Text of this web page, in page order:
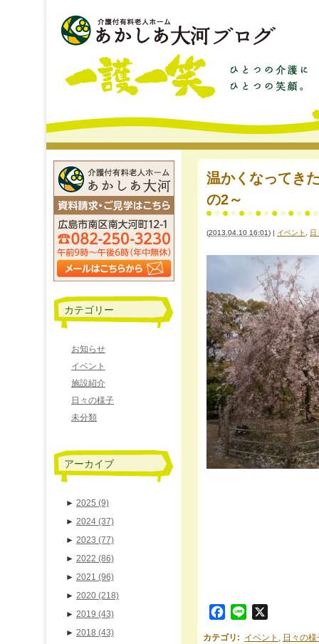
温かくなってき
の2～
(2013.04.10 16:01) | イベント 日
Facebook
Line
カテゴリ : イベント , 日々の様
カテゴリー
お知らせ
イベント
施設紹介
日々の様子
未分類
アーカイブ
► 2025 (9)
► 2024 (37)
► 2023 (77)
► 2022 (86)
► 2021 (96)
► 2020 (218)
► 2019 (43)
► 2018 (43)